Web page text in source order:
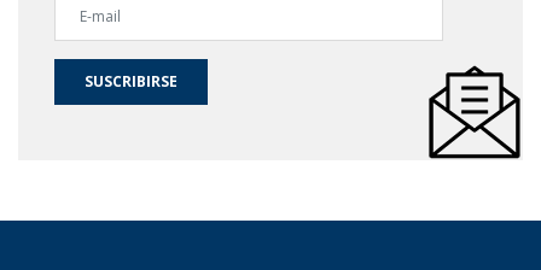
SUSCRIBIRSE